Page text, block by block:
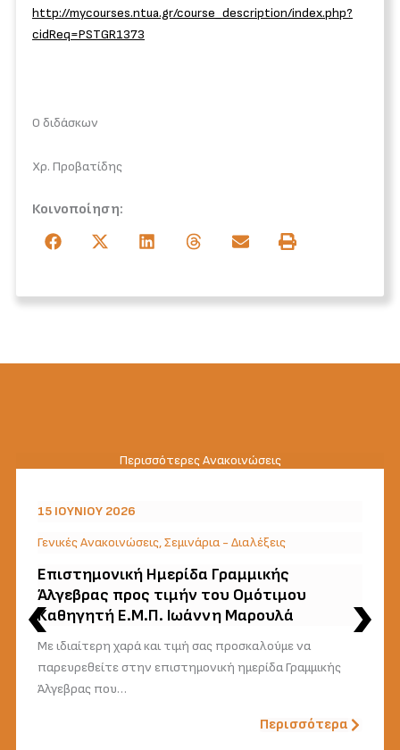
http://mycourses.ntua.gr/course_description/index.php?
cidReq=PSTGR1373
Ο διδάσκων
Χρ. Προβατίδης
Κοινοποίηση:
Περισσότερες Ανακοινώσεις
15 ΙΟΥΝΊΟΥ 2026
Γενικές Ανακοινώσεις,Σεμινάρια - Διαλέξεις
Επιστημονική Ημερίδα Γραμμικής
Άλγεβρας προς τιμήν του Ομότιμου
Καθηγητή Ε.Μ.Π. Ιωάννη Μαρουλά
Με ιδιαίτερη χαρά και τιμή σας προσκαλούμε να
παρευρεθείτε στην επιστημονική ημερίδα Γραμμικής
Άλγεβρας που…
Περισσότερα